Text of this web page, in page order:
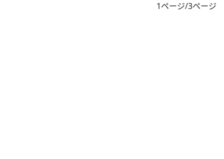
1ページ/3ページ